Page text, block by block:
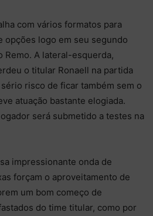
com vários formatos para
opções logo em seu segundo
Remo. A lateral-esquerda,
o titular Ronaell na partida
risco de ficar também sem o
atuação bastante elogiada.
será submetido a testes na
impressionante onda de
forçam o aproveitamento de
um bom começo de
do time titular, como por